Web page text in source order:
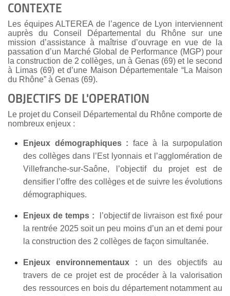
CONTEXTE
Les équipes ALTEREA de l’agence de Lyon interviennent
auprès du Conseil Départemental du Rhône sur une
mission d’assistance à maîtrise d’ouvrage en vue de la
passation d’un Marché Global de Performance (MGP)pour
la construction de 2 collèges, un à Genas (69) et le second
à Limas (69) et d’une Maison Départementale “La Maison
du Rhône” à Genas (69).
OBJECTIFS DE L'OPERATION
Le projet du Conseil Départemental du Rhône comporte de
nombreux enjeux :
Enjeux démographiques : face à la surpopulation
des collèges dans l’Est lyonnais et l’agglomération de
Villefranche-sur-Saône, l’objectif du projet est de
densifier l’offre des collèges et de suivre les évolutions
démographiques.
Enjeux de temps : l’objectif de livraison est fixé pour
la rentrée 2025 soit un peu moins d’un an et demi pour
la construction des 2 collèges de façon simultanée.
Enjeux environnementaux : un des objectifs au
travers de ce projet est de procéder à la valorisation
des ressources en bois du département notamment au